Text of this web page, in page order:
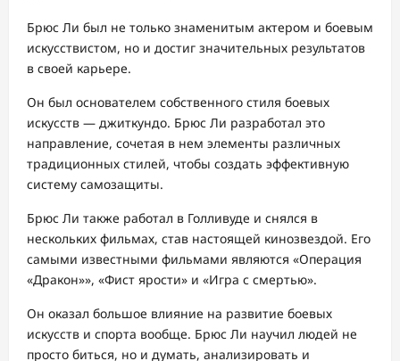
Брюс Ли был не только знаменитым актером и боевым
искусствистом, но и достиг значительных результатов
в своей карьере.
Он был основателем собственного стиля боевых
искусств — джиткундо. Брюс Ли разработал это
направление, сочетая в нем элементы различных
традиционных стилей, чтобы создать эффективную
систему самозащиты.
Брюс Ли также работал в Голливуде и снялся в
нескольких фильмах, став настоящей кинозвездой. Его
самыми известными фильмами являются «Операция
«Дракон»», «Фист ярости» и «Игра с смертью».
Он оказал большое влияние на развитие боевых
искусств и спорта вообще. Брюс Ли научил людей не
просто биться, но и думать, анализировать и